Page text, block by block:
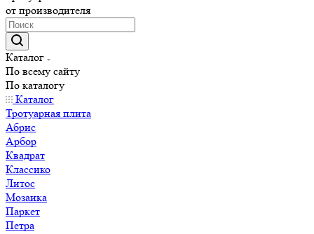
от производителя
Каталог
По всему сайту
По каталогу
Каталог
Тротуарная плита
Абрис
Арбор
Квадрат
Классико
Литос
Мозаика
Паркет
Петра